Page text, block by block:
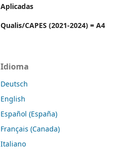
Aplicadas
Qualis/CAPES (2021-2024) = A4
Idioma
Deutsch
English
Español (España)
Français (Canada)
Italiano